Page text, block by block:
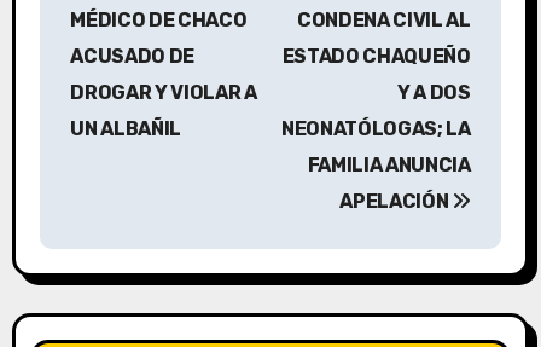
i
ó
MÉDICO DE CHACO
ACUSADO DE
DROGAR Y VIOLAR A
UN ALBAÑIL
CONDENA CIVIL AL
ESTADO CHAQUEÑO
Y A DOS
NEONATÓLOGAS; LA
FAMILIA ANUNCIA
APELACIÓN